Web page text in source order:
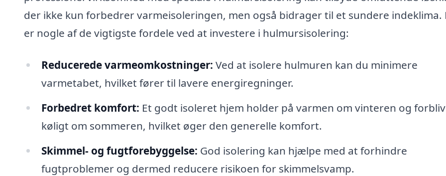
der ikke kun forbedrer varmeisoleringen, men også bidrager til et sundere indeklima.
er nogle af de vigtigste fordele ved at investere i hulmursisolering:
Reducerede varmeomkostninger: Ved at isolere hulmuren kan du minimere
varmetabet, hvilket fører til lavere energiregninger.
Forbedret komfort: Et godt isoleret hjem holder på varmen om vinteren og
køligt om sommeren, hvilket øger den generelle komfort.
Skimmel- og fugtforebyggelse: God isolering kan hjælpe med at forhindre
fugtproblemer og dermed reducere risikoen for skimmelsvamp.